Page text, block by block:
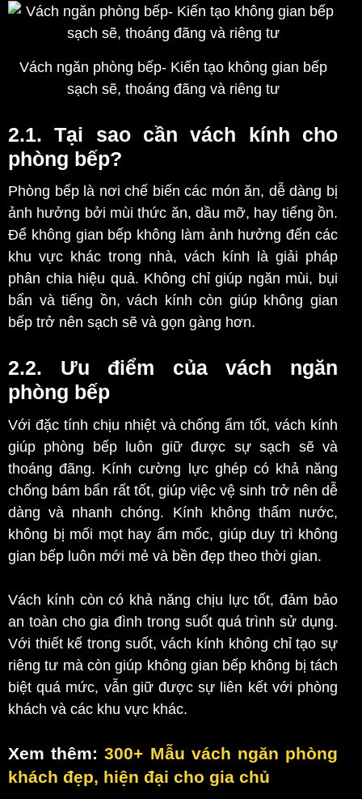
Vách ngăn phòng bếp- Kiến tạo không gian bếp
sạch sẽ, thoáng đãng và riêng tư
2.1. Tại sao cần vách kính cho
phòng bếp?
Phòng bếp là nơi chế biến các món ăn, dễ dàng bị
ảnh hưởng bởi mùi thức ăn, dầu mỡ, hay tiếng ồn.
Để không gian bếp không làm ảnh hưởng đến các
khu vực khác trong nhà, vách kính là giải pháp
phân chia hiệu quả. Không chỉ giúp ngăn mùi, bụi
bẩn và tiếng ồn, vách kính còn giúp không gian
bếp trở nên sạch sẽ và gọn gàng hơn.
2.2. Ưu điểm của vách ngăn
phòng bếp
Với đặc tính chịu nhiệt và chống ẩm tốt, vách kính
giúp phòng bếp luôn giữ được sự sạch sẽ và
thoáng đãng. Kính cường lực ghép có khả năng
chống bám bẩn rất tốt, giúp việc vệ sinh trở nên dễ
dàng và nhanh chóng. Kính không thấm nước,
không bị mối mọt hay ẩm mốc, giúp duy trì không
gian bếp luôn mới mẻ và bền đẹp theo thời gian.
Vách kính còn có khả năng chịu lực tốt, đảm bảo
an toàn cho gia đình trong suốt quá trình sử dụng.
Với thiết kế trong suốt, vách kính không chỉ tạo sự
riêng tư mà còn giúp không gian bếp không bị tách
biệt quá mức, vẫn giữ được sự liên kết với phòng
khách và các khu vực khác.
Xem thêm:300+ Mẫu vách ngăn phòng
khách đẹp, hiện đại cho gia chủ